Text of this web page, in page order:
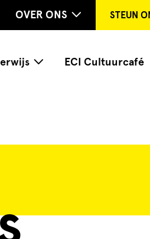
OVER ONS STEUN
ECI Cultuurcafé